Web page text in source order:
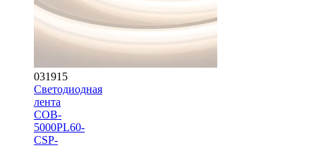
031915
Светодиодная
лента
COB-
5000PL60-
CSP-